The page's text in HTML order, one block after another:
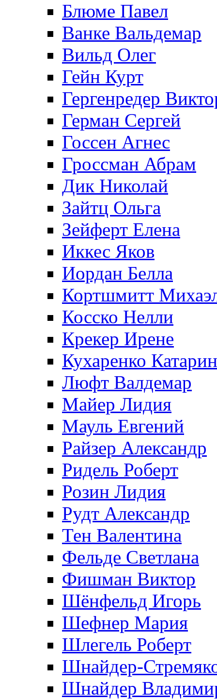
Блюме Павел
Ванке Вальдемар
Вильд Олег
Гейн Курт
Гергенредер
Герман Сергей
Госсен Агнес
Гроссман Абрам
Дик Николай
Зайтц Ольга
Зейферт Елена
Иккес Яков
Иордан Белла
Кортшмитт
Косско Нелли
Крекер Ирене
Кухаренко
Люфт Валдемaр
Майер Лидия
Мауль Евгений
Райзер Александр
Ридель Роберт
Розин Лидия
Рудт Александр
Тен Валентина
Фельде Светлана
Фишман Виктор
Шёнфельд Игорь
Шефнер Мария
Шлегель Роберт
Шнайдер-
Шнайдер